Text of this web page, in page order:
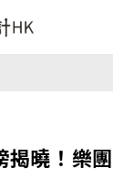
揭曉！樂